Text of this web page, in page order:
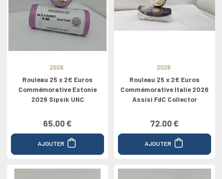
2026
Rouleau 25 x 2€ Euros
Commémorative Estonie
2026 Sipsik UNC
65.00 €
AJOUTER
2026
Rouleau 25 x 2€ Euros
Commémorative Italie 2026
Assisi FdC Collector
72.00 €
AJOUTER